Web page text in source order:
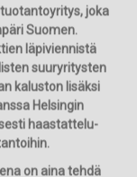
Suomen.
läpiviennistä
suuryritysten
kaluston lisäksi
Helsingin
haastattelu-
on aina tehdä